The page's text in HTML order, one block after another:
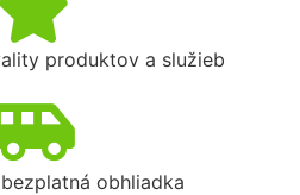
produktov a služieb
obhliadka